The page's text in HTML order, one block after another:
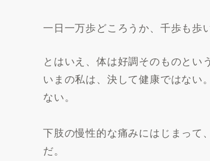
一日一万歩どころうか、千歩も歩
とはいえ、体は好調そのものとい
いまの私は、決して健康ではない
ない。
下肢の慢性的な痛みにはじまって
だ。